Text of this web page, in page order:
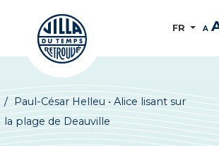
FR A
/ Paul-César Helleu • Alice lisant sur
la plage de Deauville